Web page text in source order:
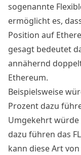
sogenannte
ermöglicht es,
Position auf
gesagt bedeutet
annähernd
Ethereum.
Beispielsweise
Prozent dazu
Umgekehrt würde
dazu führen das
kann diese Art